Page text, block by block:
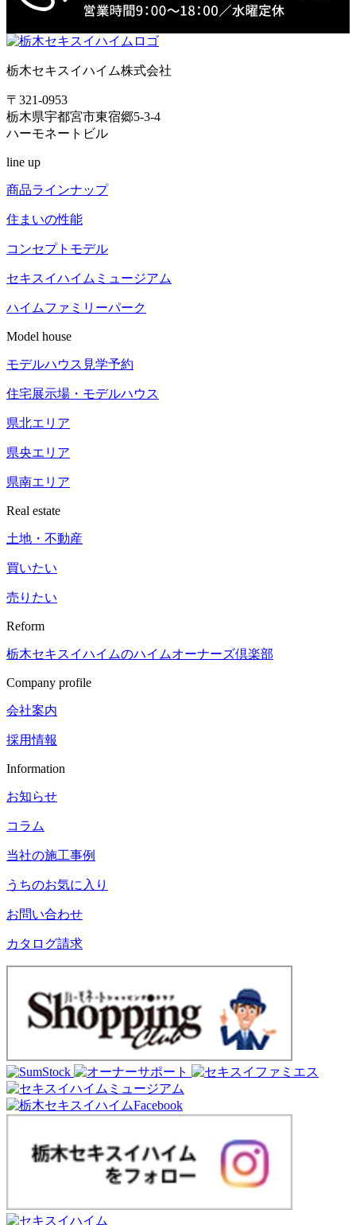
栃木セキスイハイム株式会社
〒321-0953
栃木県宇都宮市東宿郷5-3-4
ハーモネートビル
line up
商品ラインナップ
住まいの性能
コンセプトモデル
セキスイハイム ミュージアム
ハイムファミリーパーク
Model house
モデルハウス見学予約
住宅展示場 ・モデルハウス
県北エリア
県央エリア
県南エリア
Real estate
土地・不動産
買いたい
売りたい
Reform
栃木セキスイハイムのハイムオーナーズ倶楽部
Company profile
会社案内
採用情報
Information
お知らせ
コラム
当社の施工事例
うちのお気に入り
お問い合わせ
カタログ請求